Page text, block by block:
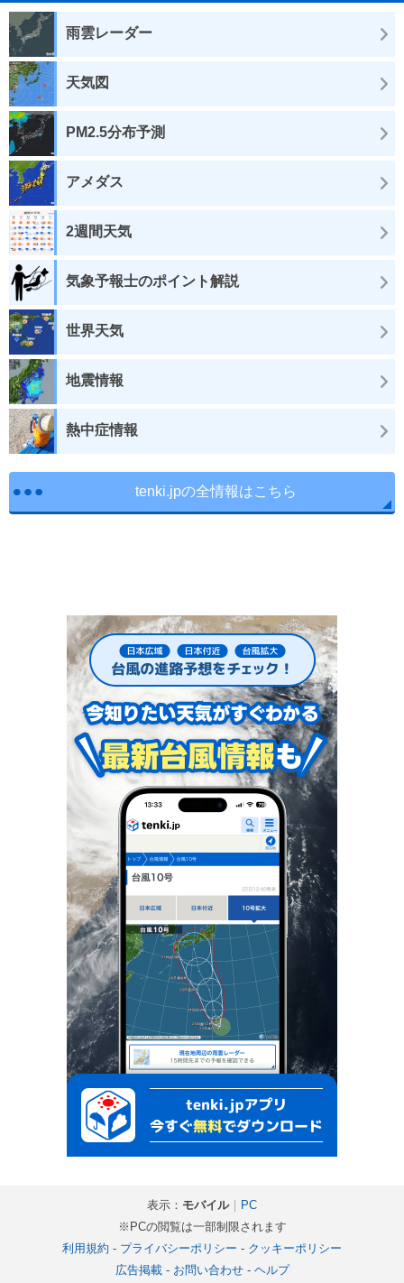
雨雲レーダー
天気図
PM2.5分布予測
アメダス
2週間天気
気象予報士のポイント解説
世界天気
地震情報
熱中症情報
tenki.jpの全情報はこちら
表示： モバイル｜
PC
※PCの閲覧は一部制限されます
利用規約 - プライバシーポリシー - クッキーポリシー
広告掲載- お問い合わせ- ヘルプ